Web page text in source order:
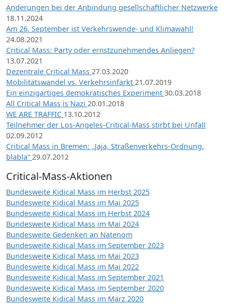
Änderungen bei der Anbindung gesellschaftlicher Netzwerke
18.11.2024
Am 26. September ist Verkehrswende- und Klimawahl!
24.08.2021
Critical Mass: Party oder ernstzunehmendes Anliegen?
13.07.2021
Dezentrale Critical Mass 27.03.2020
Mobilitätswandel vs. Verkehrsinfarkt 21.07.2019
Ein einzigartiges demokratisches Experiment 30.03.2018
All Critical Mass is Nazi 20.01.2018
WE ARE TRAFFIC 13.10.2012
Teilnehmer der Los-Angeles-Critical-Mass stirbt bei Unfall
02.09.2012
Critical Mass in Bremen: „Jaja, Straßenverkehrs-Ordnung,
blabla“ 29.07.2012
Critical-Mass-Aktionen
Bundesweite Kidical Mass im Herbst 2025
Bundesweite Kidical Mass im Mai 2025
Bundesweite Kidical Mass im Herbst 2024
Bundesweite Kidical Mass im Mai 2024
Bundesweite Gedenken an Natenom
Bundesweite Kidical Mass im September 2023
Bundesweite Kidical Mass im Mai 2023
Bundesweite Kidical Mass im Mai 2022
Bundesweite Kidical Mass im September 2021
Bundesweite Kidical Mass im September 2020
Bundesweite Kidical Mass im März 2020